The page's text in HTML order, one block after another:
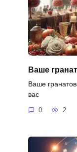
Ваше
Ваше
вас
0 2